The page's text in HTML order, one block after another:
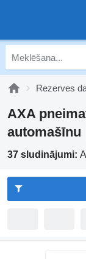
Rezerves
AXA
automašīnu
37 sludinājumi: